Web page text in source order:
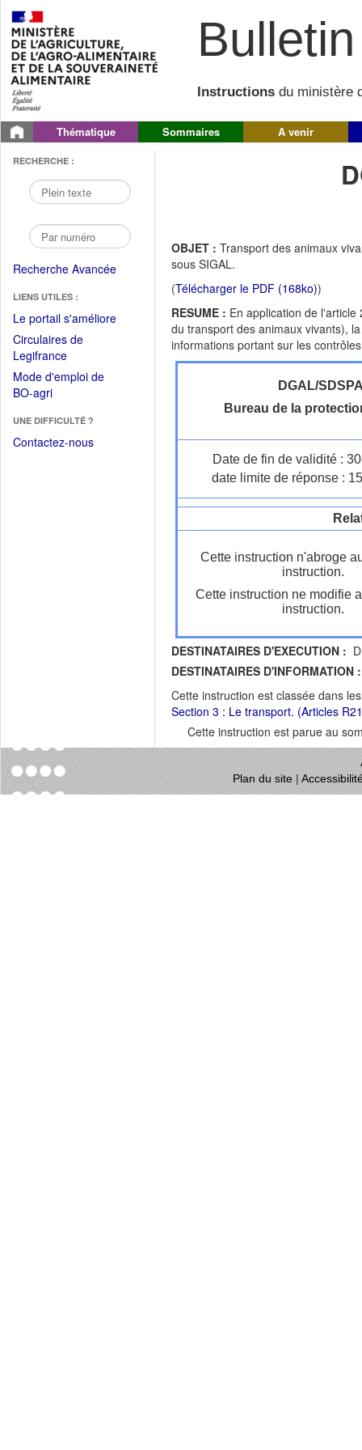
Instructions du ministère
Thématique Sommaires A venir
RECHERCHE :
Recherche Avancée
LIENS UTILES :
Le portail s'améliore(Fichier
Circulaires de
Legifrance(Ouvrir
dans
une
fenêtre)
Mode d'emploi de
BO-agri(Ouvrir
une
nouvelle
UNE DIFFICULTÉ ?
Contactez-nous
OBJET : Transport des animaux
sous SIGAL.
(Télécharger le PDF (168ko))
RESUME : En application de
du transport des animaux vivants),
informations portant sur les
DGAL/
Bureau de la
Date de fin de validité :
date limite de réponse :
Cette instruction n'abroge
instruction.
Cette instruction ne modifie
instruction.
DESTINATAIRES D'EXECUTION :
DESTINATAIRES D'INFORMATION :
Cette instruction est classée dans
Section 3 : Le transport. (Articles
Cette instruction est parue au
Plan du site|